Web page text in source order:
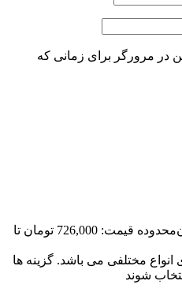
در مرورگر برای زمانی که
محدوده قیمت: 726,000 تومان تا
انواع مختلفی می باشد. گزینه ها
شوند